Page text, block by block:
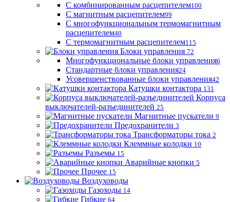
С комбинированным расцепителем100
С магнитным расцепителем99
С многофункциональным термомагнитным
расцепителем40
С термомагнитным расцепителем115
Блоки управления 72
Многофункциональные блоки управления6
Стандартные блоки управления24
Усовершенствованные блоки управления42
Катушки контактора 131
Корпуса
выключателей-разъединителей 25
Магнитные пускатели 9
Предохранители 3
Трансформаторы тока 2
Клеммные колодки 10
Разъемы 15
Аварийные кнопки 5
Прочее 15
Воздуховоды
Газоходы 14
Гибкие 64